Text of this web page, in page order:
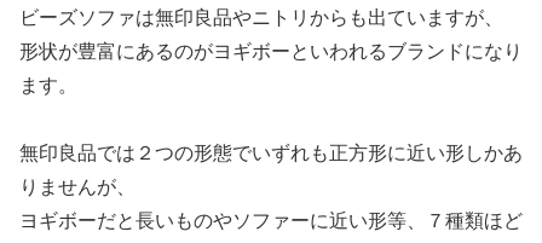
ビーズソファは無印良品やニトリからも出ていますが、
形状が豊富にあるのがヨギボーといわれるブランドになり
ます。
無印良品では２つの形態でいずれも正方形に近い形しかあ
りませんが、
ヨギボーだと長いものやソファーに近い形等、７種類ほど